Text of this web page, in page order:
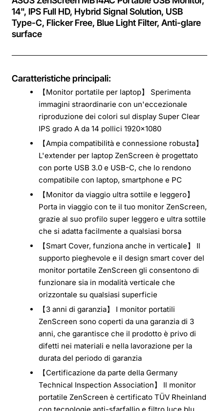
14", IPS Full HD, Hybrid Signal Solution, USB
Type-C, Flicker Free, Blue Light Filter, Anti-glare
surface
Caratteristiche principali:
【Monitor portatile per laptop】 Sperimenta
immagini straordinarie con un'eccezionale
riproduzione dei colori sul display Super Clear
IPS grado A da 14 pollici 1920x1080
【Ampia compatibilità e connessione robusta】
L'extender per laptop ZenScreen è progettato
con porte USB 3.0 e USB-C, che lo rendono
compatibile con laptop, smartphone e PC
【Monitor da viaggio ultra sottile e leggero】
Porta in viaggio con te il tuo monitor ZenScreen,
grazie al suo profilo super leggero e ultra sottile
che si adatta facilmente a qualsiasi borsa
【Smart Cover, funziona anche in verticale】 Il
supporto pieghevole e il design smart cover del
monitor portatile ZenScreen gli consentono di
funzionare sia in modalità verticale che
orizzontale su qualsiasi superficie
【3 anni di garanzia】 I monitor portatili
ZenScreen sono coperti da una garanzia di 3
anni, che garantisce che il prodotto è privo di
difetti nei materiali e nella lavorazione per la
durata del periodo di garanzia
【Certificazione da parte della Germany
Technical Inspection Association】 Il monitor
portatile ZenScreen è certificato TÜV Rheinland